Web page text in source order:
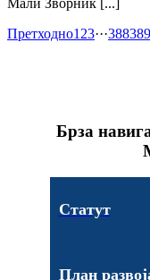
Мали Зворник [...]
Претходно1 23···388389
Брза
Статут
План